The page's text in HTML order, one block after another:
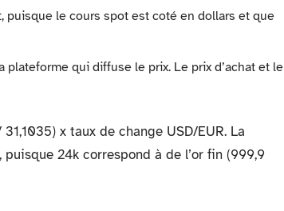
puisque le cours spot est coté en dollars et que
qui diffuse le prix. Le prix d’achat et le
x taux de change USD/EUR. La
24k correspond à de l’or fin (999,9